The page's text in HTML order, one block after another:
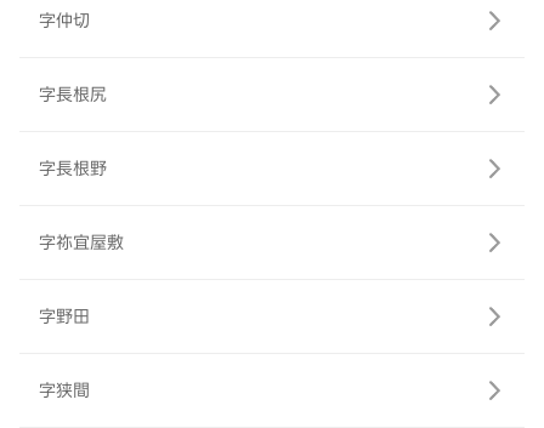
字仲切
字長根尻
字長根野
字祢宜屋敷
字野田
字狭間